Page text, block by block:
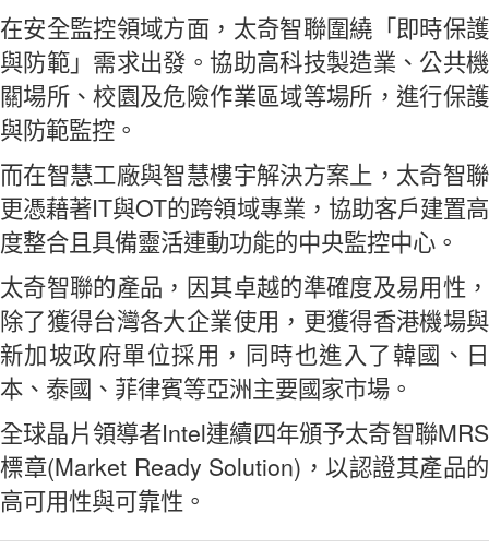
在安全監控領域方面，太奇智聯圍繞「即時保護
與防範」需求出發。協助高科技製造業、公共機
關場所、校園及危險作業區域等場所，進行保護
與防範監控。
而在智慧工廠與智慧樓宇解決方案上，太奇智聯
更憑藉著IT與OT的跨領域專業，協助客戶建置高
度整合且具備靈活連動功能的中央監控中心。
太奇智聯的產品，因其卓越的準確度及易用性，
除了獲得台灣各大企業使用，更獲得香港機場與
新加坡政府單位採用，同時也進入了韓國、日
本、泰國、菲律賓等亞洲主要國家市場。
全球晶片領導者Intel連續四年頒予太奇智聯MRS
標章(Market Ready Solution)，以認證其產品的
高可用性與可靠性。